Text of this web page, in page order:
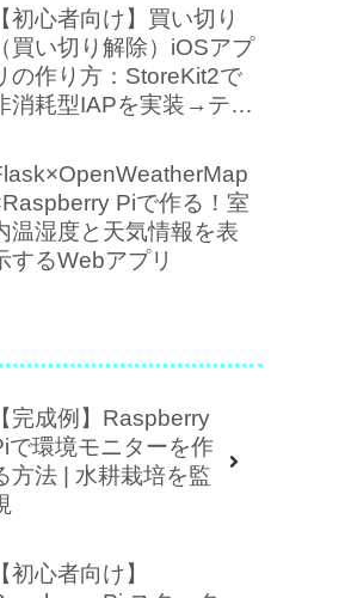
【初心者向け】買い切り
（買い切り解除）iOSアプ
の作り方：StoreKit2で
消耗型IAPを実装→テス
Piで作る！室
温湿度と天気情報を表
するWebアプリ
【完成例】Raspberry
で環境モニターを作
方法 | 水耕栽培を監
【初心者向け】